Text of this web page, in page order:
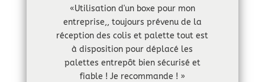
«Utilisation d'un boxe pour mon
entreprise,, toujours prévenu de la
réception des colis et palette tout est
à disposition pour déplacé les
palettes entrepôt bien sécurisé et
fiable ! Je recommande ! »